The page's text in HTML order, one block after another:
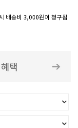
배송비 3,000원이 청구됩